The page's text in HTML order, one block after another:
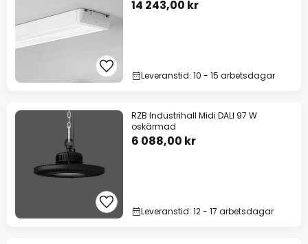
14 243,00 kr
Leveranstid: 10 - 15 arbetsdagar
RZB Industrihall Midi DALI 97 W
oskärmad
6 088,00 kr
Leveranstid: 12 - 17 arbetsdagar